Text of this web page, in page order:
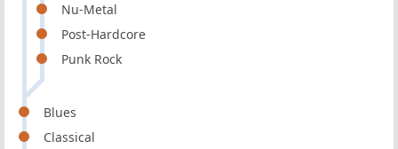
Nu-Metal
Post-Hardcore
Punk Rock
Blues
Classical